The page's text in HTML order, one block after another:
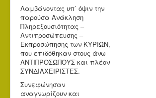
Λαμβάνοντας υπ΄ όψιν την
παρούσα Ανάκληση
Πληρεξουσιότητας –
Αντιπροσώπευσης –
Εκπροσώπησης των ΚΥΡΙΩΝ,
που επιδόθηκαν στους άνω
ΑΝΤΙΠΡΟΣΩΠΟΥΣ και πλέον
ΣΥΝΔΙΑΧΕΙΡΙΣΤΕΣ.
Συνεφώνησαν
αναγνωρίζουν και